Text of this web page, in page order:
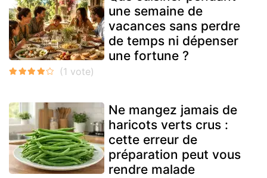
une semaine de
vacances sans perdre
de temps ni dépenser
une fortune ?
Ne mangez jamais de
haricots verts crus :
cette erreur de
préparation peut vous
rendre malade